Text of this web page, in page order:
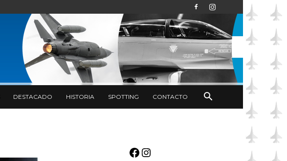
DESTACADO HISTORIA SPOTTING CONTACTO
Facebook
Instagram